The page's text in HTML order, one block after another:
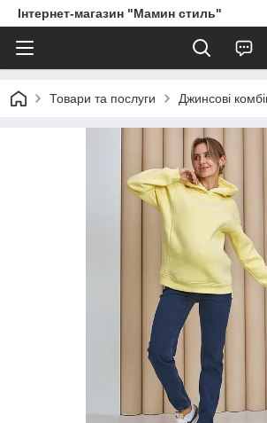
Інтернет-магазин "Мамин стиль"
Товари та послуги Джинсові